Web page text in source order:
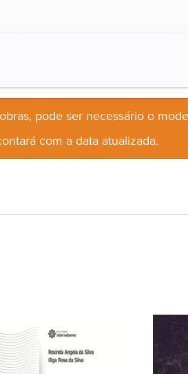
pode ser necessário o
com a data atualizada.